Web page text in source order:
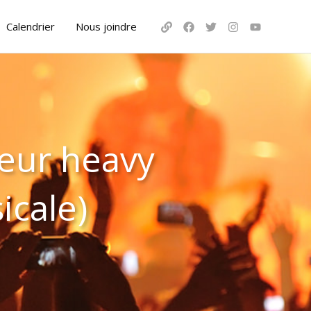
Calendrier Nous joindre
heavy